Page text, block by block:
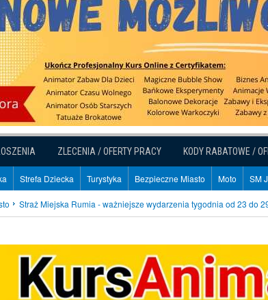
ZLECENIA / OFERTY PRACY KODY RABATOWE /
Strefa Dziecka Turystyka Bezpieczne Miasto Moto SM
Straż Miejska Rumia - ważniejsze wydarzenia tygodnia od 23 do